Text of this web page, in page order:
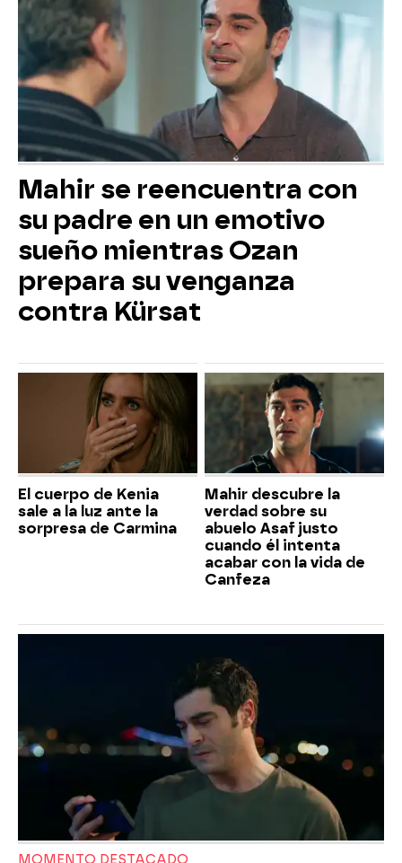
Mahir se reencuentra con
su padre en un emotivo
sueño mientras Ozan
prepara su venganza
contra Kürsat
El cuerpo de Kenia
sale a la luz ante la
sorpresa de Carmina
Mahir descubre la
verdad sobre su
abuelo Asaf justo
cuando él intenta
acabar con la vida de
Canfeza
MOMENTO DESTACADO